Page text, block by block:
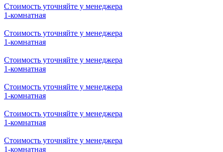
Стоимость уточняйте у менеджера
1-комнатная
Стоимость уточняйте у менеджера
2-комнатная
Стоимость уточняйте у менеджера
2-комнатная
Стоимость уточняйте у менеджера
1-комнатная
Стоимость уточняйте у менеджера
1-комнатная
Стоимость уточняйте у менеджера